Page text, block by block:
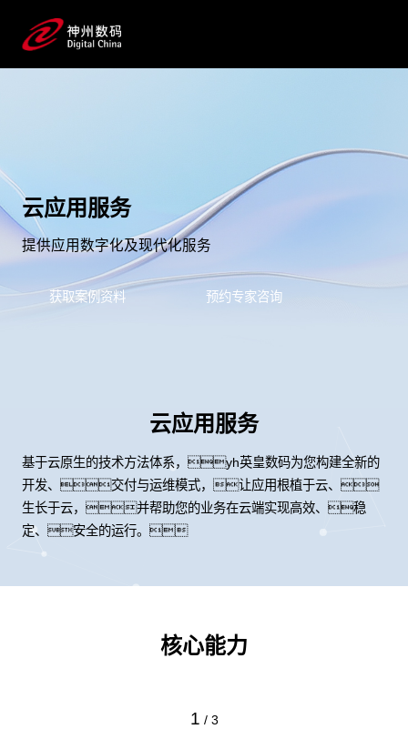
云应用服务
提供应用数字化及现代化服务
获取案例资料 预约专家咨询
云应用服务
基于云原生的技术方法体系，yh英皇数码为您构建全新的
开发、交付与运维模式，让应用根植于云、
生长于云，并帮助您的业务在云端实现高效、稳
定、安全的运行。
核心能力
1 / 3